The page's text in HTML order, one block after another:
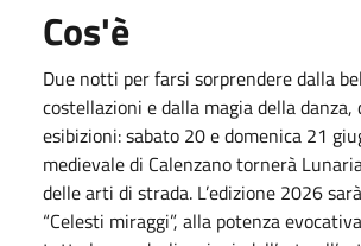
Cos'è
Due notti per farsi sorprendere dalla
costellazioni e dalla magia della
esibizioni: sabato 20 e domenica 21
medievale di Calenzano tornerà
delle arti di strada. L’edizione 2026
“Celesti miraggi”, alla potenza